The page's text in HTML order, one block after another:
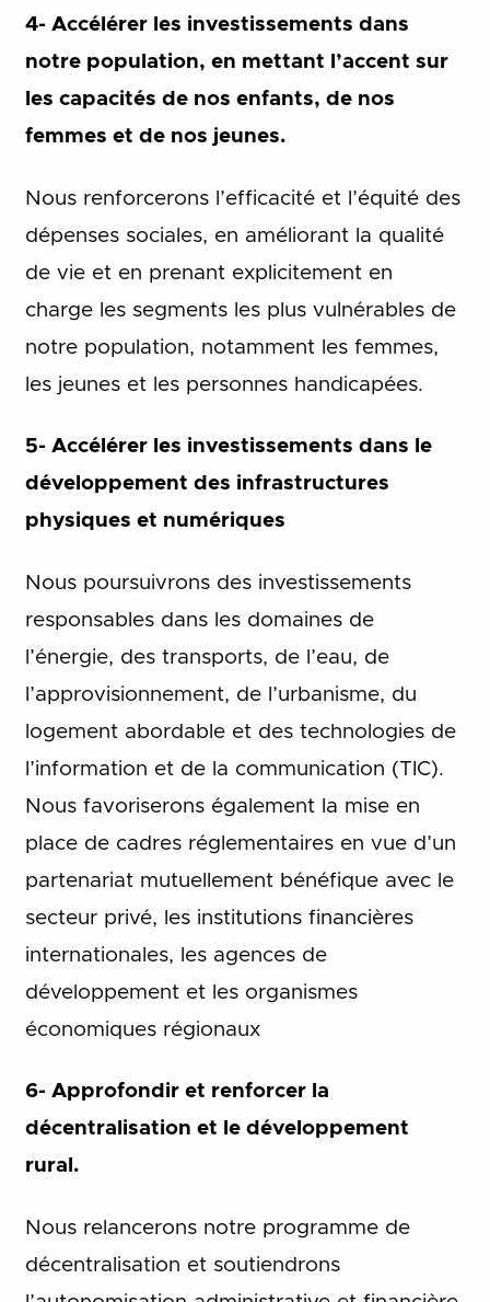
4- Accélérer les investissements dans
notre population, en mettant l’accent sur
les capacités de nos enfants, de nos
femmes et de nos jeunes.
Nous renforcerons l’efficacité et l’équité des
dépenses sociales, en améliorant la qualité
de vie et en prenant explicitement en
charge les segments les plus vulnérables de
notre population, notamment les femmes,
les jeunes et les personnes handicapées.
5- Accélérer les investissements dans le
développement des infrastructures
physiques et numériques
Nous poursuivrons des investissements
responsables dans les domaines de
l’énergie, des transports, de l’eau, de
l’approvisionnement, de l’urbanisme, du
logement abordable et des technologies de
l’information et de la communication (TIC).
Nous favoriserons également la mise en
place de cadres réglementaires en vue d’un
partenariat mutuellement bénéfique avec le
secteur privé, les institutions financières
internationales, les agences de
développement et les organismes
économiques régionaux
6- Approfondir et renforcer la
décentralisation et le développement
rural.
Nous relancerons notre programme de
décentralisation et soutiendrons